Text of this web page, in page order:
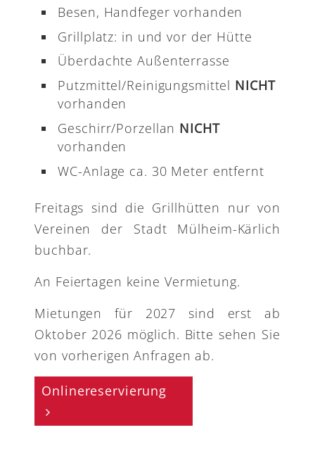
Besen, Handfeger vorhanden
Grillplatz: in und vor der Hütte
Überdachte Außenterrasse
Putzmittel/Reinigungsmittel NICHT
vorhanden
Geschirr/Porzellan NICHT
vorhanden
WC-Anlage ca. 30 Meter entfernt
Freitags sind die Grillhütten nur von
Vereinen der Stadt Mülheim-Kärlich
buchbar.
An Feiertagen keine Vermietung.
Mietungen für 2027 sind erst ab
Oktober 2026 möglich. Bitte sehen Sie
von vorherigen Anfragen ab.
Onlinereservierung